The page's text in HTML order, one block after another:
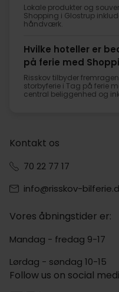
Lokale produkter og
Shopping i Glostrup
håndværk.
Hvilke hoteller er
på ferie med
Risskov tilbyder
storbyferie i Tag på ferie
central beliggenhed og
Kontakt os
70 22 77 17
info@risskov-
Vores åbningstider er:
Mandag - fredag 9-17
Lørdag - søndag 10-15
Follow us on social